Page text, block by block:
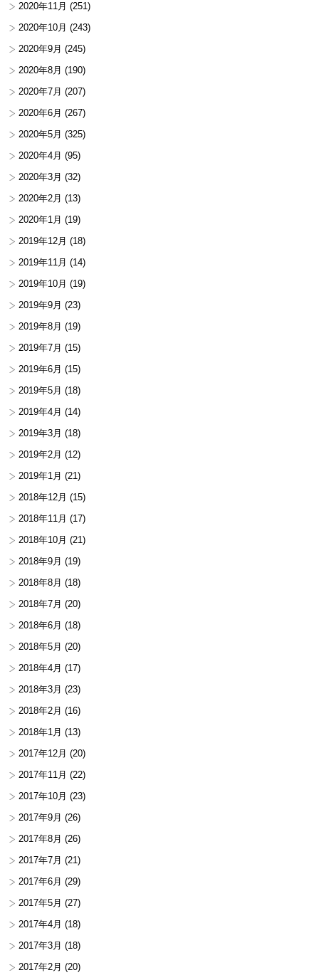
2020年11月 (251)
2020年10月 (243)
2020年9月 (245)
2020年8月 (190)
2020年7月 (207)
2020年6月 (267)
2020年5月 (325)
2020年4月 (95)
2020年3月 (32)
2020年2月 (13)
2020年1月 (19)
2019年12月 (18)
2019年11月 (14)
2019年10月 (19)
2019年9月 (23)
2019年8月 (19)
2019年7月 (15)
2019年6月 (15)
2019年5月 (18)
2019年4月 (14)
2019年3月 (18)
2019年2月 (12)
2019年1月 (21)
2018年12月 (15)
2018年11月 (17)
2018年10月 (21)
2018年9月 (19)
2018年8月 (18)
2018年7月 (20)
2018年6月 (18)
2018年5月 (20)
2018年4月 (17)
2018年3月 (23)
2018年2月 (16)
2018年1月 (13)
2017年12月 (20)
2017年11月 (22)
2017年10月 (23)
2017年9月 (26)
2017年8月 (26)
2017年7月 (21)
2017年6月 (29)
2017年5月 (27)
2017年4月 (18)
2017年3月 (18)
2017年2月 (20)